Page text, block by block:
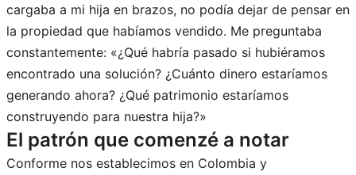
cargaba a mi hija en brazos, no podía dejar de pensar en
la propiedad que habíamos vendido. Me preguntaba
constantemente: «¿Qué habría pasado si hubiéramos
encontrado una solución? ¿Cuánto dinero estaríamos
generando ahora? ¿Qué patrimonio estaríamos
construyendo para nuestra hija?»
El patrón que comenzé a notar
Conforme nos establecimos en Colombia y